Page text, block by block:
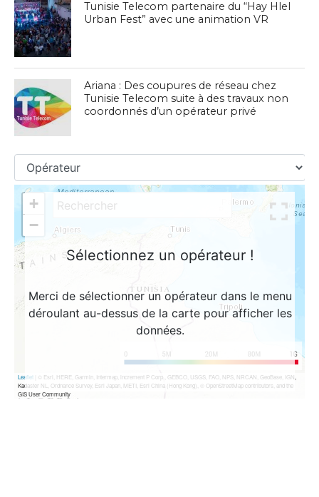
Tunisie Telecom partenaire du “Hay Hlel
Urban Fest” avec une animation VR
Ariana : Des coupures de réseau chez
Tunisie Telecom suite à des travaux non
coordonnés d’un opérateur privé